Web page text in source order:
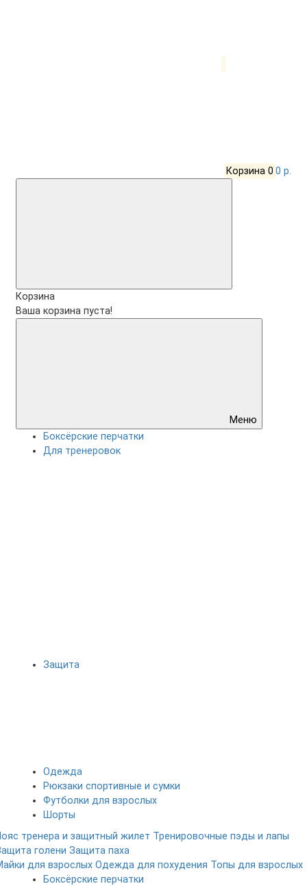
Корзина 0 0 р.
Корзина
Ваша корзина пуста!
Меню
Боксёрские перчатки
Для тренеровок
Защита
Одежда
Рюкзаки спортивные и сумки
Футболки для взрослых
Шорты
тренера и защитный жилет Тренировочные пэды и лапы
голени Защита паха
для взрослых Одежда для похудения Топы для взрослых
Боксёрские перчатки